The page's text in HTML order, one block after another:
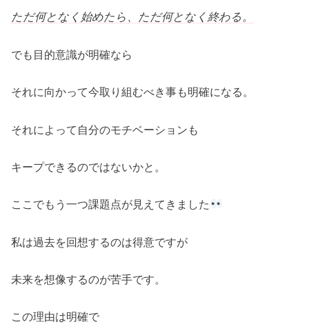
ただ何となく始めたら、ただ何となく終わる。
でも目的意識が明確なら
それに向かって今取り組むべき事も明確になる。
それによって自分のモチベーションも
キープできるのではないかと。
ここでもう一つ課題点が見えてきました
私は過去を回想するのは得意ですが
未来を想像するのが苦手です。
この理由は明確で